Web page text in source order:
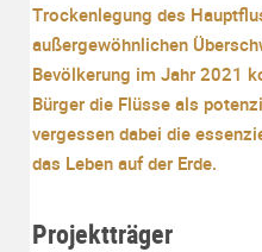
Trockenlegung des
außergewöhnlichen
Bevölkerung im Jahr 2021
Bürger die Flüsse als
vergessen dabei die
das Leben auf der Erde.
Projektträger